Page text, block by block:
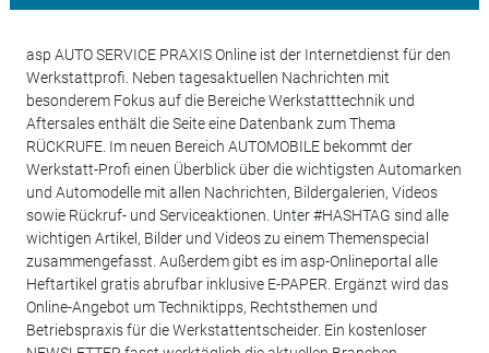
asp AUTO SERVICE PRAXIS Online ist der Internetdienst für den
Werkstattprofi. Neben tagesaktuellen Nachrichten mit
besonderem Fokus auf die Bereiche Werkstatttechnik und
Aftersales enthält die Seite eine Datenbank zum Thema
RÜCKRUFE. Im neuen Bereich AUTOMOBILE bekommt der
Werkstatt-Profi einen Überblick über die wichtigsten Automarken
und Automodelle mit allen Nachrichten, Bildergalerien, Videos
sowie Rückruf- und Serviceaktionen. Unter #HASHTAG sind alle
wichtigen Artikel, Bilder und Videos zu einem Themenspecial
zusammengefasst. Außerdem gibt es im asp-Onlineportal alle
Heftartikel gratis abrufbar inklusive E-PAPER. Ergänzt wird das
Online-Angebot um Techniktipps, Rechtsthemen und
Betriebspraxis für die Werkstattentscheider. Ein kostenloser